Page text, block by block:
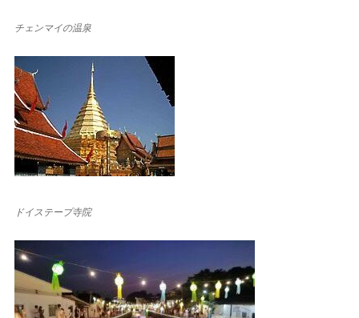
チェンマイの温泉
ドイステープ寺院